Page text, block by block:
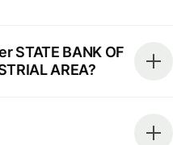
STATE BANK OF
AREA?